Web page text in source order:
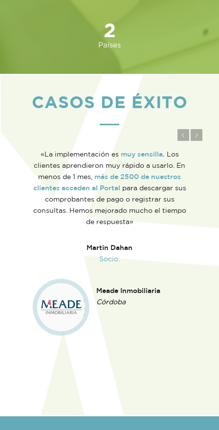
2
Países
CASOS DE ÉXITO
AnteriorPosterior
«Desde que usamos Gexion portal de
autogestión
logramos brindar a nuestros clientes un
excelente servicio.»